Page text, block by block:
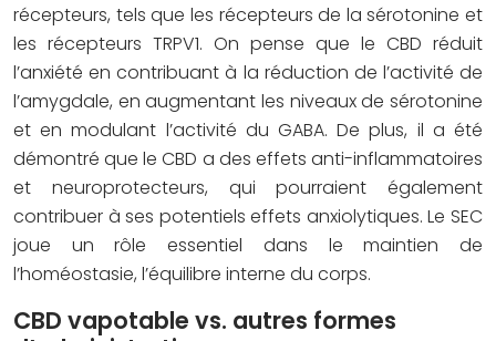
récepteurs, tels que les récepteurs de la sérotonine et
les récepteurs TRPV1. On pense que le CBD réduit
l’anxiété en contribuant à la réduction de l’activité de
l’amygdale, en augmentant les niveaux de sérotonine
et en modulant l’activité du GABA. De plus, il a été
démontré que le CBD a des effets anti-inflammatoires
et neuroprotecteurs, qui pourraient également
contribuer à ses potentiels effets anxiolytiques. Le SEC
joue un rôle essentiel dans le maintien de
l’homéostasie, l’équilibre interne du corps.
CBD vapotable vs. autres formes